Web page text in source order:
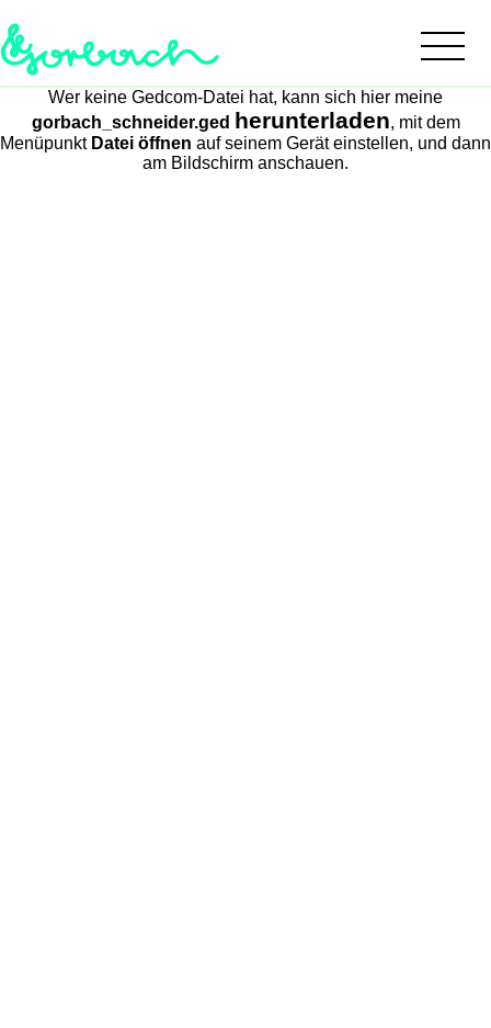
Wer keine Gedcom-Datei hat, kann sich hier meine
gorbach_schneider.ged herunterladen, mit dem
Menüpunkt Datei öffnen auf seinem Gerät einstellen, und dann
am Bildschirm anschauen.